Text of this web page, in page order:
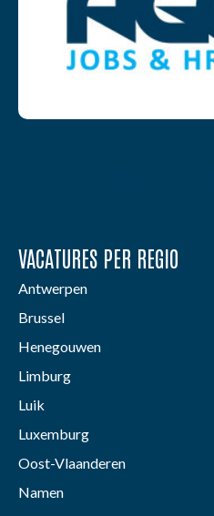
VACATURES PER REGIO
Antwerpen
Brussel
Henegouwen
Limburg
Luik
Luxemburg
Oost-Vlaanderen
Namen